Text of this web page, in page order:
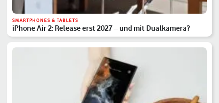
SMARTPHONES & TABLETS
iPhone Air 2: Release erst 2027 – und mit Dualkamera?